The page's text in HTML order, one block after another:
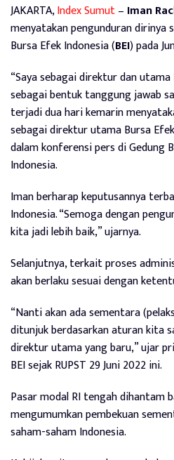
JAKARTA,Index Sumut– Iman
menyatakan pengunduran dirinya
Bursa Efek Indonesia (BEI) pada
“Saya sebagai direktur dan
sebagai bentuk tanggung jawab
terjadi dua hari kemarin
sebagai direktur utama Bursa
dalam konferensi pers di Gedung
Indonesia.
Iman berharap keputusannya
Indonesia. “Semoga dengan
kita jadi lebih baik,” ujarnya.
Selanjutnya, terkait proses
akan berlaku sesuai dengan
“Nanti akan ada sementara
ditunjuk berdasarkan aturan kita
direktur utama yang baru,” ujar
BEI sejak RUPST 29 Juni 2022 ini.
Pasar modal RI tengah dihantam
mengumumkan pembekuan
saham-saham Indonesia.